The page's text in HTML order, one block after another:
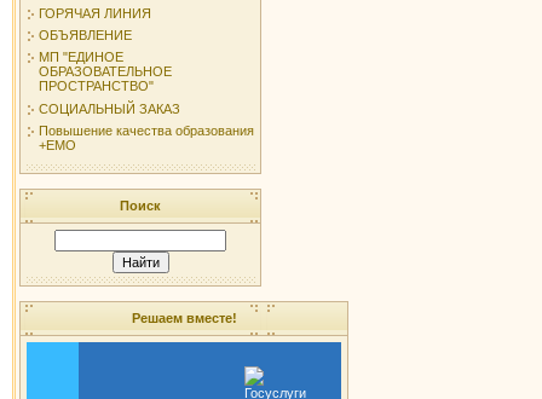
ГОРЯЧАЯ ЛИНИЯ
ОБЪЯВЛЕНИЕ
МП "ЕДИНОЕ
ОБРАЗОВАТЕЛЬНОЕ
ПРОСТРАНСТВО"
СОЦИАЛЬНЫЙ ЗАКАЗ
Повышение качества образования
+ЕМО
Поиск
Решаем вместе!